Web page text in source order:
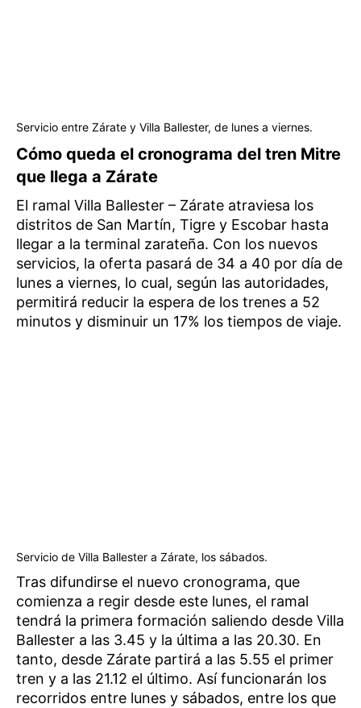
Servicio entre Zárate y Villa Ballester, de lunes a viernes.
Cómo queda el cronograma del tren Mitre
que llega a Zárate
El ramal Villa Ballester – Zárate atraviesa los
distritos de San Martín, Tigre y Escobar hasta
llegar a la terminal zarateña. Con los nuevos
servicios, la oferta pasará de 34 a 40 por día de
lunes a viernes, lo cual, según las autoridades,
permitirá reducir la espera de los trenes a 52
minutos y disminuir un 17% los tiempos de viaje.
Servicio de Villa Ballester a Zárate, los sábados.
Tras difundirse el nuevo cronograma, que
comienza a regir desde este lunes, el ramal
tendrá la primera formación saliendo desde Villa
Ballester a las 3.45 y la última a las 20.30. En
tanto, desde Zárate partirá a las 5.55 el primer
tren y a las 21.12 el último. Así funcionarán los
recorridos entre lunes y sábados, entre los que